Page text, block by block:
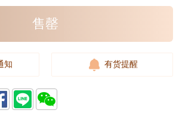
售罄
知 有货提醒